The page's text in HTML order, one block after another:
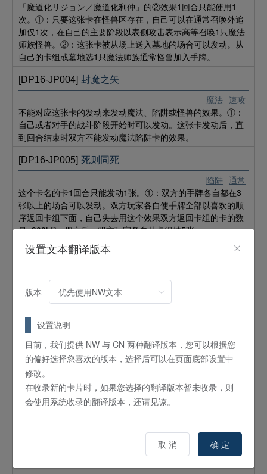
「魔道化リジョン／魔道化利仲」的②效果1回合只能使用1
次。①：只要这张卡在怪兽区存在，自己可以在通常召唤外追
加仅1次，在自己的主要阶段以表侧攻击表示高等召唤1只魔法
师族怪兽。②：这张卡被从场上送入墓地的场合可以发动。从
自己的卡组或墓地选1只魔法师族通常怪兽加入手牌。
魔法 速攻
[DP16-JP004] 封魔之矢
不能对应这张卡的发动来发动魔法、陷阱或怪兽的效果。①：
自己或者对手的战斗阶段开始时可以发动。这张卡发动后，直
到回合结束时双方不能发动魔法陷阱卡的效果。
陷阱 通常
[DP16-JP005] 死则同死
这个卡名的卡1回合只能发动1张。①：双方的手牌各自都在3
张以上的场合可以发动。双方玩家各自使手牌全部以喜欢的顺
序返回卡组下面，自己失去用这个效果双方返回卡组的卡的数
量×300LP。那之后，双方玩家各自从卡组抽5张。
[DP16-JP006] 混沌戦士
8 星 / ATK:3000 /DEF:2500 / 战士 /
藉由「混沌の儀式／混沌的仪式」降临。
魔法 仪式
[DP16-JP007]
「カオス・ソルジャー／混沌戦士」的降临所必须。①：从自
己的手牌或场上将等级合计为8以上的怪兽解放，从手牌仪式召
唤「カオス・ソルジャー／混沌戦士」。
[DP16-JP008] 黑魔导士
魔法师 /
在魔法师中，攻击力、守备力都是最高级别。
设置文本翻译版本
版本
设置说明
目前，我们提供 NW 与 CN 两种翻译版本，您可以根据您
的偏好选择您喜欢的版本，选择后可以在页面底部设置中
修改。
在收录新的卡片时，如果您选择的翻译版本暂未收录，则
会使用系统收录的翻译版本，还请见谅。
取 消 确 定